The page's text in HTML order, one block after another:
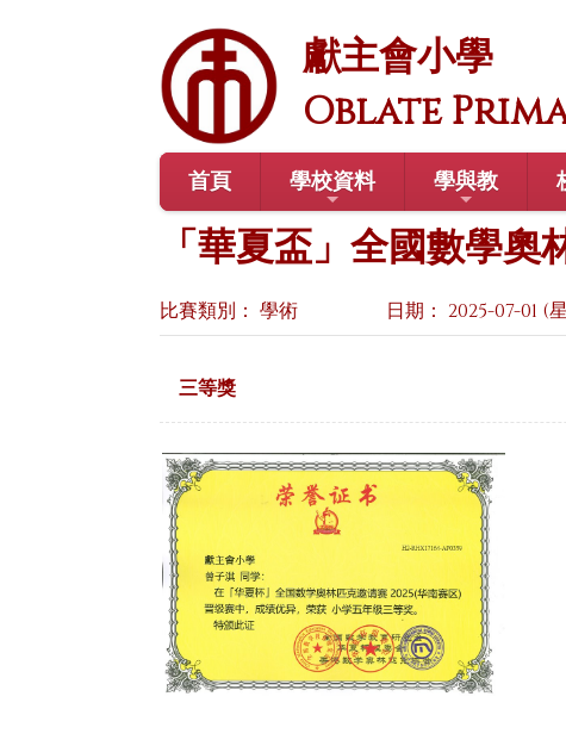
獻主會小學
Oblate
首頁 學校資料 學與教
「華夏盃」全國數學
比賽類別： 學術 日期： 2025-07-01 (
三等獎